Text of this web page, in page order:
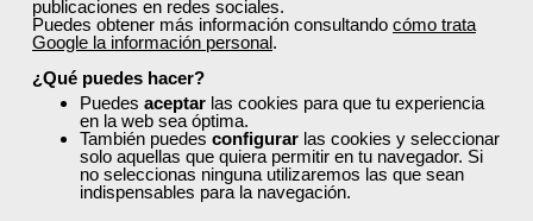
publicaciones en redes sociales.
Puedes obtener más información consultando cómo trata
Google la información personal.
¿Qué puedes hacer?
Puedes aceptar las cookies para que tu experiencia
en la web sea óptima.
También puedes configurar las cookies y seleccionar
solo aquellas que quiera permitir en tu navegador. Si
no seleccionas ninguna utilizaremos las que sean
indispensables para la navegación.
TOP descargas:
Plantillas Curriculum Vitae
Plantillas Carta de Presentación CV
Ebook "Trabaja desde casa"